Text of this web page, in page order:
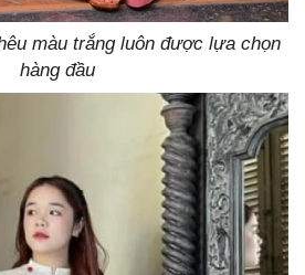
màu trắng luôn được lựa chọn
hàng đầu